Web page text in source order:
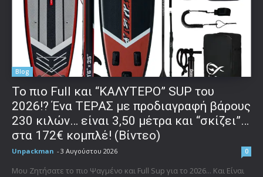
Blog
To πιο Full και “ΚΑΛΥΤΕΡΟ” SUP του
2026!? Ένα ΤΕΡΑΣ με προδιαγραφή βάρους
230 κιλών… είναι 3,50 μέτρα και “σκίζει”…
στα 172€ κομπλέ! (Βίντεο)
Unpackman - 3 Αυγούστου 2026 0
Μου Ζητήσατε το πιο Ψαγμένο και Full Sup για το 2026... Και Είναι